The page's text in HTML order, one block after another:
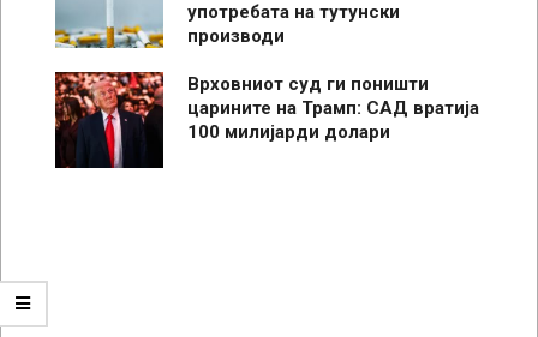
употребата на тутунски
производи
Врховниот суд ги поништи
царините на Трамп: САД вратија
100 милијарди долари